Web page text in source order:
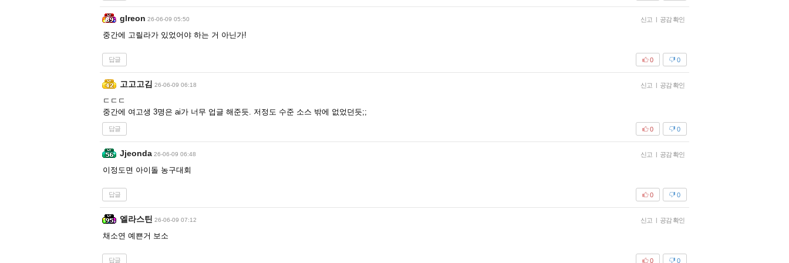
glreon 26-06-09 05:50 신고 | 공감 확인
중간에 고릴라가 있었어야 하는 거 아닌가!
답글 0
0
고고고김 26-06-09 06:18 신고 | 공감 확인
ㄷㄷㄷ
중간에 여고생 3명은 ai가 너무 업글 해준듯. 저정도 수준 소스 밖에 없었던듯;;
답글 0
0
Jjeonda 26-06-09 06:48 신고 | 공감 확인
이정도면 아이돌 농구대회
답글 0
0
엘라스틴 26-06-09 07:12 신고 | 공감 확인
채소연 예쁜거 보소
답글 0
0